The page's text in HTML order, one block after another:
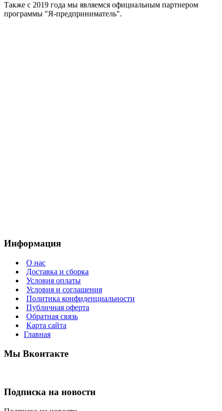
Также с 2019 года мы являемся официальным партнером
программы "Я-предприниматель".
Информация
О нас
Доставка и сборка
Условия оплаты
Условия и соглашения
Политика конфиденциальности
Публичная оферта
Обратная связь
Карта сайта
Главная
Мы Вконтакте
Подписка на новости